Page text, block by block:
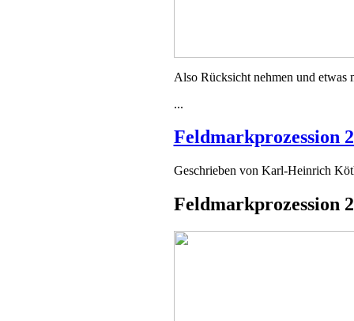
Also Rücksicht nehmen und etwas
...
Feldmarkprozession
Geschrieben von Karl-Heinrich
Feldmarkprozession